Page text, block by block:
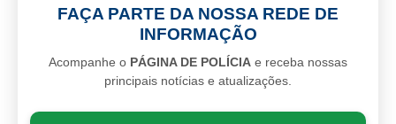
FAÇA PARTE DA NOSSA REDE DE
INFORMAÇÃO
Acompanhe o PÁGINA DE POLÍCIA e receba nossas
principais notícias e atualizações.